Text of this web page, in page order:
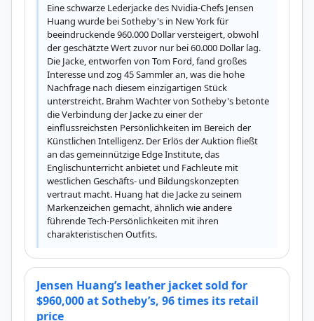
Eine schwarze Lederjacke des Nvidia-Chefs Jensen
Huang wurde bei Sotheby's in New York für
beeindruckende 960.000 Dollar versteigert, obwohl
der geschätzte Wert zuvor nur bei 60.000 Dollar lag.
Die Jacke, entworfen von Tom Ford, fand großes
Interesse und zog 45 Sammler an, was die hohe
Nachfrage nach diesem einzigartigen Stück
unterstreicht. Brahm Wachter von Sotheby's betonte
die Verbindung der Jacke zu einer der
einflussreichsten Persönlichkeiten im Bereich der
Künstlichen Intelligenz. Der Erlös der Auktion fließt
an das gemeinnützige Edge Institute, das
Englischunterricht anbietet und Fachleute mit
westlichen Geschäfts- und Bildungskonzepten
vertraut macht. Huang hat die Jacke zu seinem
Markenzeichen gemacht, ähnlich wie andere
führende Tech-Persönlichkeiten mit ihren
charakteristischen Outfits.
Jensen Huang’s leather jacket sold for
$960,000 at Sotheby’s, 96 times its retail
price